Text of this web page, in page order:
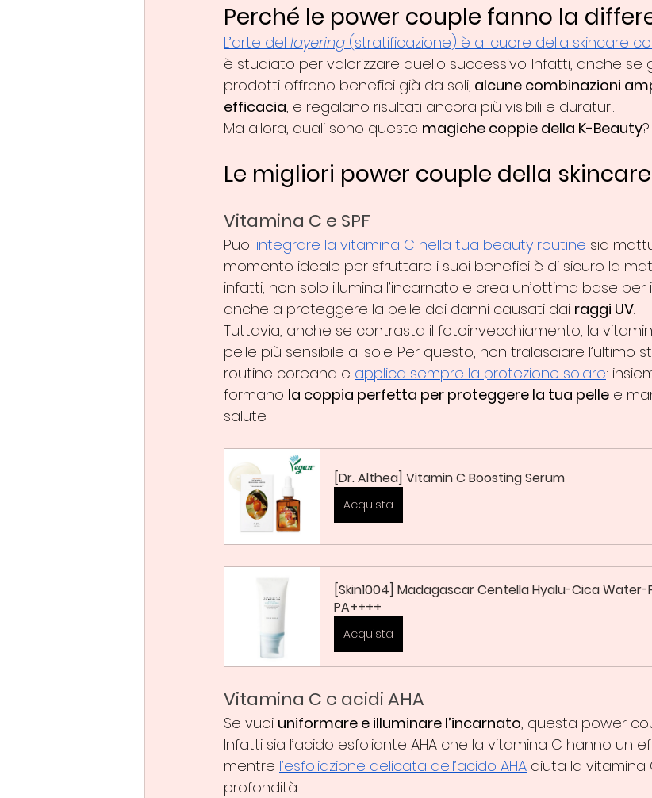
Perché le power couple fanno la
L’arte del layering (stratificazione) è al cuore della skincare
è studiato per valorizzare quello successivo. Infatti, anche se
prodotti offrono benefici già da soli, alcune combinazioni
efficacia, e regalano risultati ancora più visibili e duraturi.
Ma allora, quali sono queste magiche coppie della K-Beauty?
Le migliori power couple della
Vitamina C e SPF
Puoi integrare la vitamina C nella tua beauty routine sia
momento ideale per sfruttare i suoi benefici è di sicuro la
infatti, non solo illumina l’incarnato e crea un’ottima base
anche a proteggere la pelle dai danni causati dai raggi UV.
Tuttavia, anche se contrasta il fotoinvecchiamento, la
pelle più sensibile al sole. Per questo, non tralasciare l’ultimo
routine coreana e applica sempre la protezione solare:
formano la coppia perfetta per proteggere la tua pelle e
salute.
[Dr. Althea] Vitamin C Boosting Serum
Acquista
[Skin1004] Madagascar Centella Hyalu-Cica Water-
PA++++
Acquista
Vitamina C e acidi AHA
Se vuoi uniformare e illuminare l’incarnato, questa power
Infatti sia l’acido esfoliante AHA che la vitamina C hanno un
mentre l’esfoliazione delicata dell’acido AHA aiuta la vitamina
profondità.